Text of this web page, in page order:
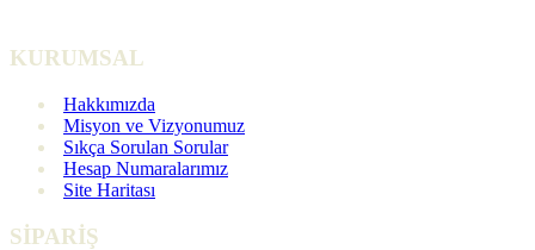
KURUMSAL
Hakkımızda
Misyon ve Vizyonumuz
Sıkça Sorulan Sorular
Hesap Numaralarımız
Site Haritası
SİPARİŞ